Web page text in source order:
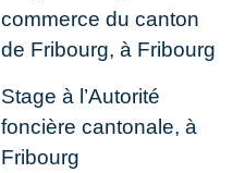
commerce du canton
de Fribourg, à Fribourg
Stage à l’Autorité
foncière cantonale, à
Fribourg